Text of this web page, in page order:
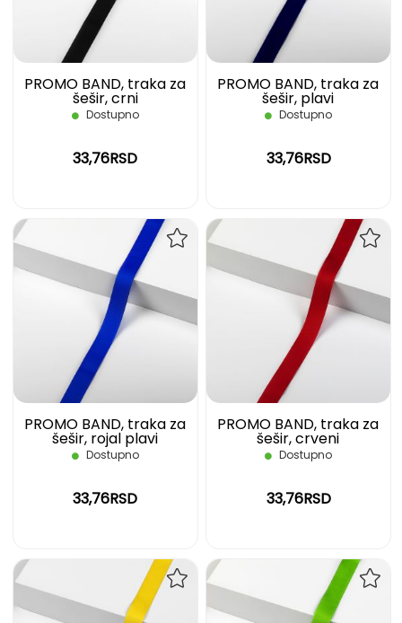
PROMO BAND, traka za
šešir, crni
Dostupno
33,76RSD
PROMO BAND, traka za
šešir, plavi
Dostupno
33,76RSD
PROMO BAND, traka za
šešir, rojal plavi
Dostupno
33,76RSD
NA
LISTU
PROMO BAND, traka za
šešir, crveni
Dostupno
33,76RSD
NA